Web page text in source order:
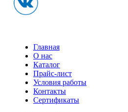
Главная
О нас
Каталог
Прайс-лист
Условия работы
Контакты
Сертификаты